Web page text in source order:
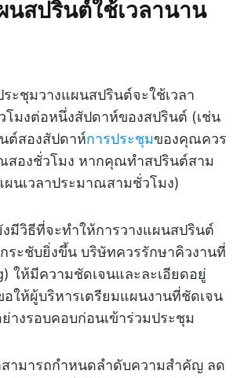
นสปรินต์ใช้เวลานาน
ะชุมวางแผนสปรินต์จะใช้เวลา
มงต่อหนึ่งสัปดาห์ของสปรินต์ (เช่น
ต์สองสัปดาห์การประชุมของคุณควร
สองชั่วโมง หากคุณทำสปรินต์สาม
ผนเวลาประมาณสามชั่วโมง)
มีวิธีที่จะทำให้การวางแผนสปรินต์
ะชับยิ่งขึ้น บริษัทควรรักษาคิวงานที่
ให้มีความชัดเจนและละเอียดอยู่
อให้ผู้บริหารเตรียมแผนงานที่ชัดเจน
างรอบคอบก่อนเข้าร่วมประชุม
ามารถกำหนดลำดับความสำคัญ ลด